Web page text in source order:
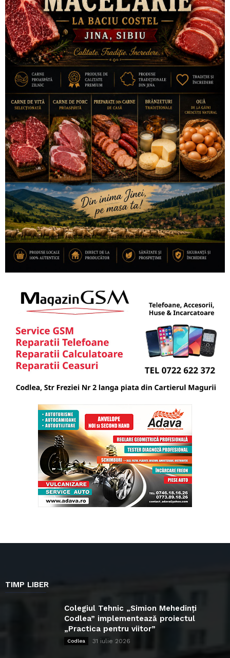
TIMP LIBER
Colegiul Tehnic „Simion Mehedinți
Codlea” implementează proiectul
„Practica pentru viitor”
Codlea 31 iulie 2026